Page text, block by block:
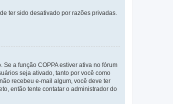
ter sido desativado por razões privadas.
a função COPPA estiver ativa no fórum
seja ativado, tanto por você como
recebeu e-mail algum, você deve ter
então tente contatar o administrador do